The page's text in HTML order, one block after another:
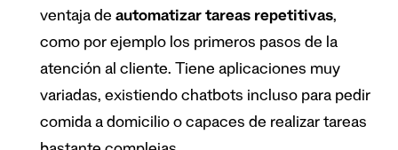
ventaja de automatizar tareas repetitivas,
como por ejemplo los primeros pasos de la
atención al cliente. Tiene aplicaciones muy
variadas, existiendo chatbots incluso para pedir
comida a domicilio o capaces de realizar tareas